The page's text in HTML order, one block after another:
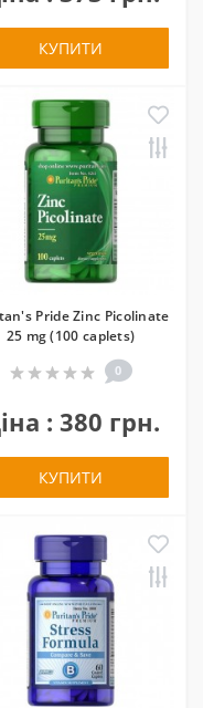
КУПИТИ
Pride Zinc Picolinate
25 mg (100 caplets)
0
: 380 грн.
КУПИТИ